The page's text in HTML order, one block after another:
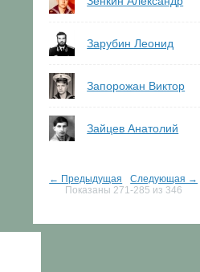
Зарубин Леонид
Запорожан Виктор
Зайцев Анатолий
← Предыдущая
Следующая →
Показаны 271-285 из 346